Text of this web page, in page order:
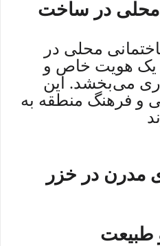
محلی در ساخت
محلی در
یک هویت خاص و
می‌بخشد. این
و فرهنگ منطقه به
مدرن در خزر
طبیعت